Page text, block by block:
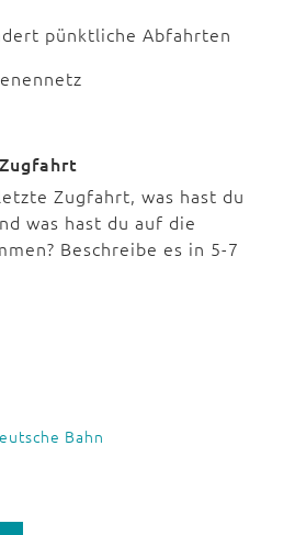
pünktliche Abfahrten
Zugfahrt, was hast du
was hast du auf die
Beschreibe es in 5-7
Bahn